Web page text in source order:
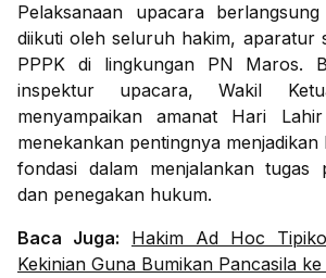
Pelaksanaan upacara
diikuti oleh seluruh hakim, aparatur
PPPK di lingkungan PN Maros.
inspektur upacara, Wakil
menyampaikan amanat Hari
menekankan pentingnya menjadikan
fondasi dalam menjalankan tugas
dan penegakan hukum.
Baca Juga:
Hakim Ad Hoc
Kekinian Guna Bumikan Pancasila